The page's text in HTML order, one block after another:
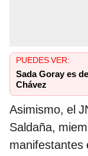
PUEDES VER:
Sada Goray es
Chávez
Asimismo, el
Saldaña,
manifestantes